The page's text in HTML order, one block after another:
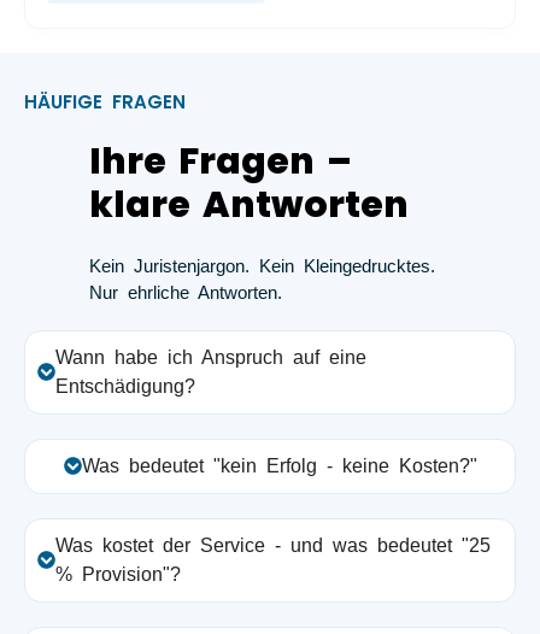
HÄUFIGE FRAGEN
Ihre Fragen –
klare Antworten
Kein Juristenjargon. Kein Kleingedrucktes.
Nur ehrliche Antworten.
Wann habe ich Anspruch auf eine
Entschädigung?
Was bedeutet "kein Erfolg - keine Kosten?"
Was kostet der Service - und was bedeutet "25
% Provision"?